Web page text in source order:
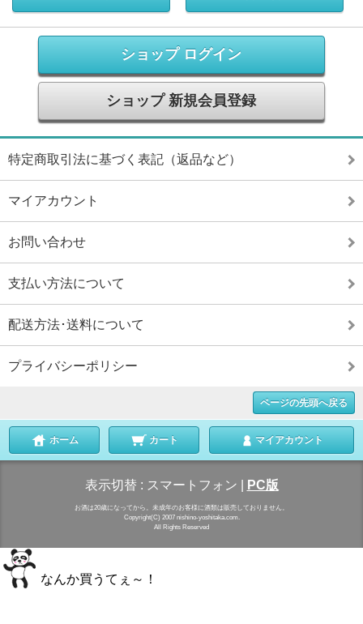
ショップ ログイン
ショップ 新規会員登録
特定商取引法に基づく表記（返品など）
マイアカウント
お問い合わせ
支払い方法について
配送方法･送料について
プライバシーポリシー
ページの先頭へ戻る
ホーム カート マイアカウント
表示切替 : スマートフォン PC版
お酒は20歳になってから。未成年のお客様に酒類は販売しておりません。
Copyright(C) 2007 nishino-yoshitaka.com.
All Rights Reserved
なんか買うてぇ～！